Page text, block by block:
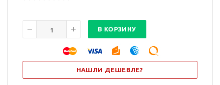
В КОРЗИНУ
НАШЛИ ДЕШЕВЛЕ?